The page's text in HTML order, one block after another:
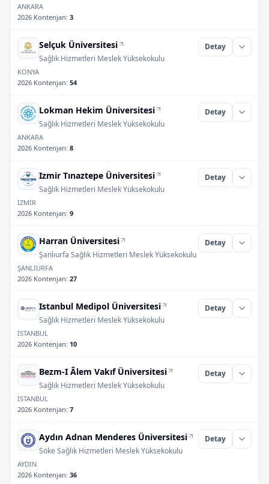
ANKARA
2026 Kontenjan: 3
Selçuk Üniversitesi
Sağlık Hizmetleri Meslek Yüksekokulu
Detay
KONYA
2026 Kontenjan: 54
Lokman Hekim Üniversitesi
Sağlık Hizmetleri Meslek Yüksekokulu
Detay
ANKARA
2026 Kontenjan: 8
Izmir Tınaztepe Üniversitesi
Sağlık Hizmetleri Meslek Yüksekokulu
Detay
İZMİR
2026 Kontenjan: 9
Harran Üniversitesi
Şanlıurfa Sağlık Hizmetleri Meslek Yüksekokulu
Detay
ŞANLIURFA
2026 Kontenjan: 27
Istanbul Medipol Üniversitesi
Sağlık Hizmetleri Meslek Yüksekokulu
Detay
İSTANBUL
2026 Kontenjan: 10
Bezm-I Âlem Vakıf Üniversitesi
Sağlık Hizmetleri Meslek Yüksekokulu
Detay
İSTANBUL
2026 Kontenjan: 7
Aydın Adnan Menderes Üniversitesi
Söke Sağlık Hizmetleri Meslek Yüksekokulu
Detay
AYDIN
2026 Kontenjan: 36